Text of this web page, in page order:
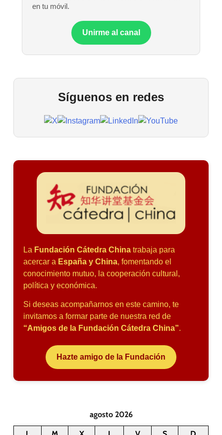
en tu móvil.
Unirme al canal
Síguenos en redes
La Fundación Cátedra China trabaja para
acercar a España y China, fomentando el
conocimiento mutuo, la cooperación cultural,
política y económica.
Si deseas acompañarnos en este camino, te
invitamos a formar parte de nuestra red de
“Amigos de la Fundación Cátedra China”.
Hazte amigo de la Fundación
agosto 2026